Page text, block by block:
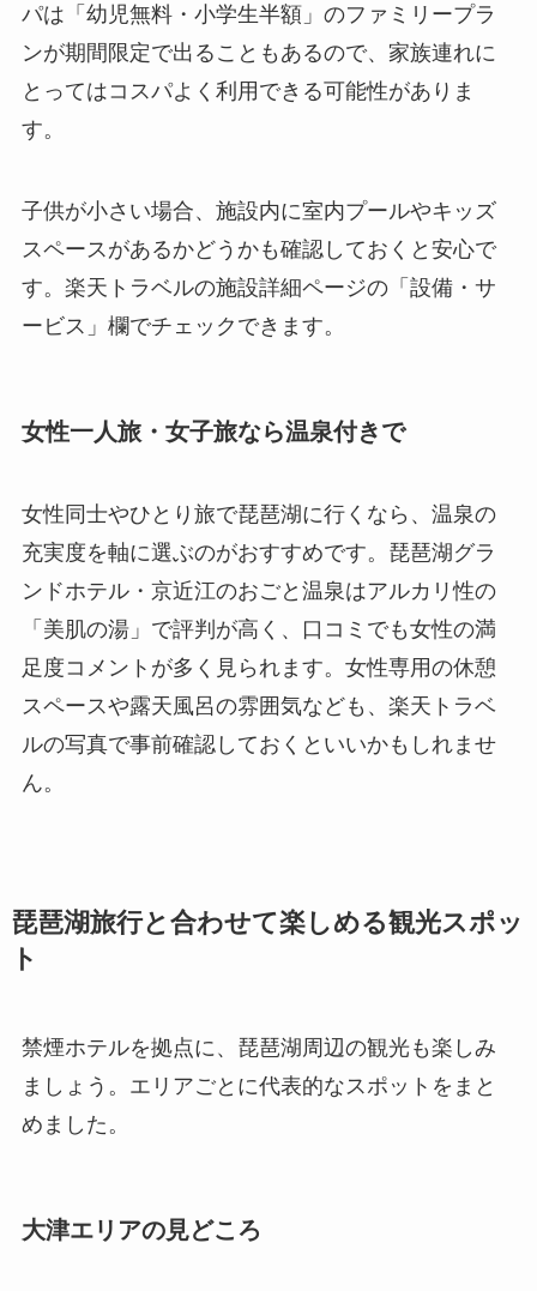
パは「幼児無料・小学生半額」のファミリープラ
ンが期間限定で出ることもあるので、家族連れに
とってはコスパよく利用できる可能性がありま
す。
子供が小さい場合、施設内に室内プールやキッズ
スペースがあるかどうかも確認しておくと安心で
す。楽天トラベルの施設詳細ページの「設備・サ
ービス」欄でチェックできます。
女性一人旅・女子旅なら温泉付きで
女性同士やひとり旅で琵琶湖に行くなら、温泉の
充実度を軸に選ぶのがおすすめです。琵琶湖グラ
ンドホテル・京近江のおごと温泉はアルカリ性の
「美肌の湯」で評判が高く、口コミでも女性の満
足度コメントが多く見られます。女性専用の休憩
スペースや露天風呂の雰囲気なども、楽天トラベ
ルの写真で事前確認しておくといいかもしれませ
ん。
琵琶湖旅行と合わせて楽しめる観光スポッ
ト
禁煙ホテルを拠点に、琵琶湖周辺の観光も楽しみ
ましょう。エリアごとに代表的なスポットをまと
めました。
大津エリアの見どころ